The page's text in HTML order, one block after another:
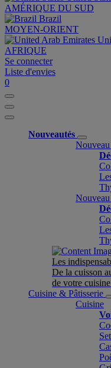
AMÉRIQUE DU SUD
Brazil
MOYEN-ORIENT
AFRIQUE
Se connecter
Liste d'envies
0
Nouveautés
Les
De la cuisson
de votre
Cuisine & Pâtisserie
Cuisine